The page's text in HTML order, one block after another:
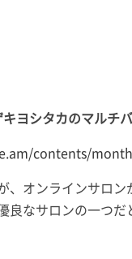
ヨシタカのマルチ
contents/
、オンラインサロ
良なサロンの一つだ